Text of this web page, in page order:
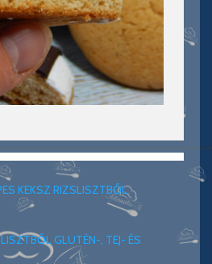
KEKSZ RIZSLISZTBŐL
GLUTÉN-, TEJ- ÉS